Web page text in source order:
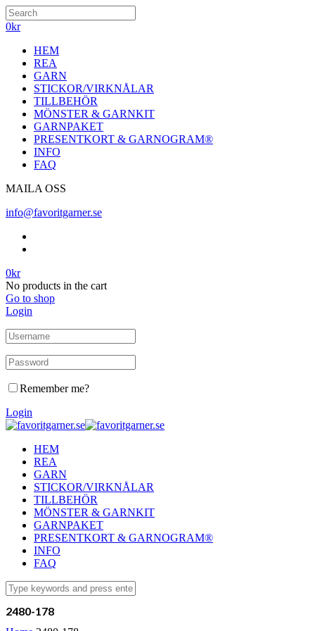
0kr
HEM
REA
GARN
STICKOR/VIRKNÅLAR
TILLBEHÖR
MÖNSTER & GARNKIT
GARNPAKET
PRESENTKORT & GARNOGRAM®
INFO
FAQ
MAILA OSS
info@favoritgarner.se
0kr
No products in the cart
Go to shop
Login
Remember me?
Login
HEM
REA
GARN
STICKOR/VIRKNÅLAR
TILLBEHÖR
MÖNSTER & GARNKIT
GARNPAKET
PRESENTKORT & GARNOGRAM®
INFO
FAQ
2480-178